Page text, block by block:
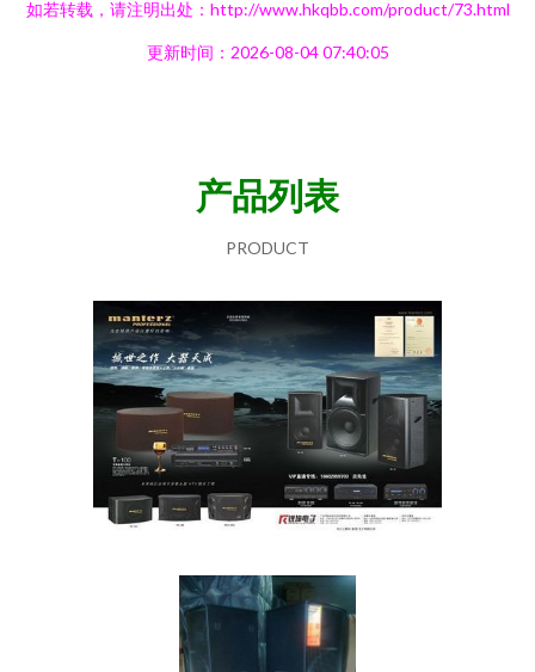
如若转载，请注明出处：http://www.hkqbb.com/product/73.html
更新时间：2026-08-04 07:40:05
产品列表
PRODUCT